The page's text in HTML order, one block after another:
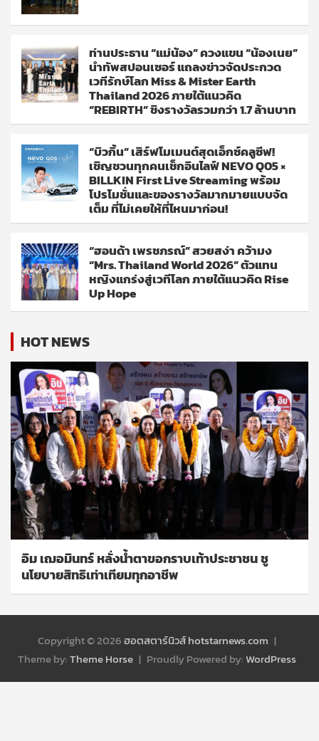
ท่านประธาน “แม่น้อง” ควงแขน “น้องเนย”
นำทัพสปอนเซอร์ แถลงข่าวจัดประกวด
เวทีรักษ์โลก Miss & Mister Earth
Thailand 2026 ภายใต้แนวคิด
“REBIRTH” ชิงรางวัลรวมกว่า 1.7 ล้านบาท
“บิวกิ้น” เสิร์ฟโมเมนต์สุดเอ็กซ์คลูซีฟ!
เชิญชวนทุกคนเช็กอินไลฟ์ NEVO Q05 ×
BILLKIN First Live Streaming พร้อม
โปรโมชั่นและของรางวัลมากมายแบบจัด
เต็ม ที่ไม่เคยให้ที่ไหนมาก่อน!
“ฮอนด้า เพรชภรณ์” สวยสง่า คว้ามง
“Mrs. Thailand World 2026” ตัวแทน
หญิงแกร่งสู่เวทีโลก ภายใต้แนวคิด Rise
Up Hope
HOT NEWS
อิม เฌอมินทร์ หลั่งน้ำตาขอกราบเท้าประชาชน ชู
นโยบายสิทธิเท่าเทียมทุกอาชีพ
Copyright © 2026ฮอตสตาร์นิวส์ hotstarnews.com
Theme by:Theme Horse Proudly Powered by:WordPress